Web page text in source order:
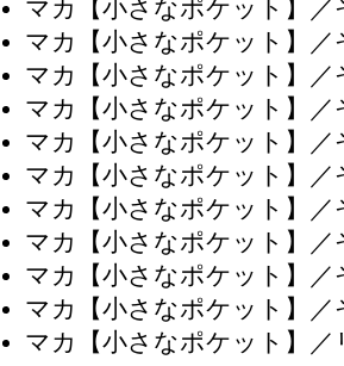
マカ【小さなポケット】／
マカ【小さなポケット】／
マカ【小さなポケット】／
マカ【小さなポケット】／
マカ【小さなポケット】／
マカ【小さなポケット】／
マカ【小さなポケット】／
マカ【小さなポケット】／
マカ【小さなポケット】／
マカ【小さなポケット】／
マカ【小さなポケット】／